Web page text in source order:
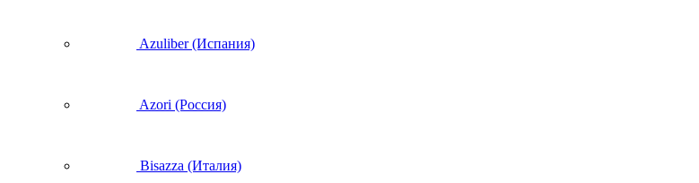
Azuliber (Испания)
Azori (Россия)
Bisazza (Италия)